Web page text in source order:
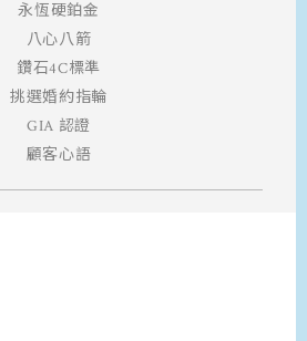
永恆硬鉑金
八心八箭
鑽石4C標準
挑選婚約指輪
GIA 認證
顧客心語